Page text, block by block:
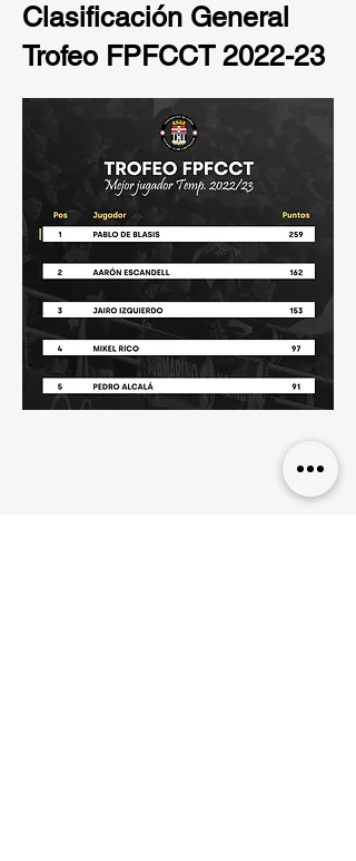
Clasificación General
Trofeo FPFCCT 2022-23